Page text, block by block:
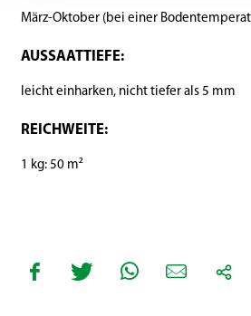
März-Oktober (bei einer
AUSSAATTIEFE:
leicht einharken, nicht tiefer als 5 mm
REICHWEITE:
1 kg: 50 m²